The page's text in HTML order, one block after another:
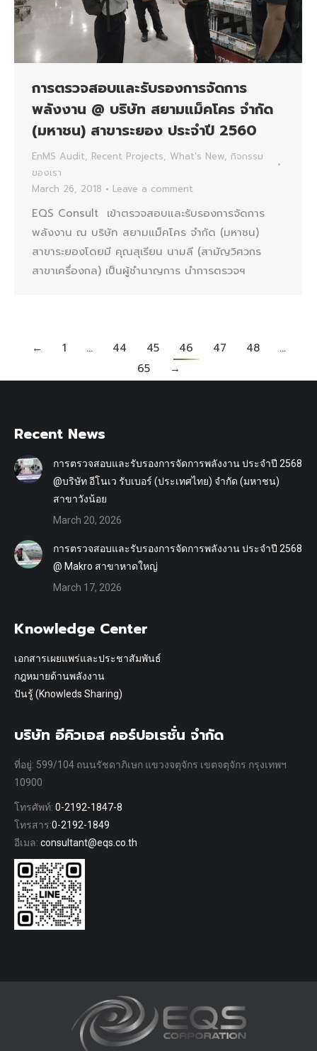
การตรวจสอบและรับรองการจัดการ
พลังงาน @ บริษัท สยามแม็คโคร จำกัด
(มหาชน) สาขาระยอง ประจำปี 2560
EnMS Audit, Recent Projects, What's New, กิจกรรม
ของเรา
March 26, 2018
Leave a comment
EQS Consult เข้าตรวจสอบและรับรองการจัดการ
พลังงาน ณ บริษัท สยามแม็คโคร จำกัด (มหาชน)
สาขาระยองโดยมี คุณสุเรียน นามลี (สามัญวิศวกร
สาขาเครื่องกล) เป็นผู้ชำนาญการ นำการตรวจฯ
← 1 … 44 45 46 47 48
…
65
→
Recent News
การตรวจสอบและรับรองการจัดการพลังงาน ประจำปี 2568
@บริษัท อีโนเว รับเบอร์ (ประเทศไทย) จำกัด (มหาชน)
สาขาวังน้อย
March 20, 2026
การตรวจสอบและรับรองการจัดการพลังงาน ประจำปี 2568
@ Makro สาขาหาดใหญ่
March 17, 2026
Knowledge Center
เอกสารเผยแพร่และประชาสัมพันธ์
กฎหมายด้านพลังงาน
ปันรู้ (Knowleds Sharing)
บริษัท อีคิวเอส คอร์ปอเรชั่น จำกัด
ที่อยู่: 599/104 ถนนรัชดาภิเษก แขวงจตุจักร เขตจตุจักร กรุงเทพฯ
10900
โทรศัพท์: 0-2192-1847-8
โทรสาร:0-2192-1849
อีเมล: consultant@eqs.co.th